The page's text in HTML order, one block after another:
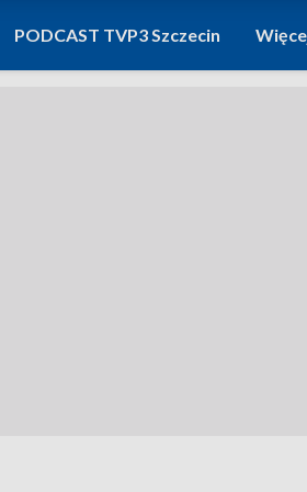
PODCAST TVP3 Szczecin